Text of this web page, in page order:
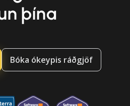
þína
Bóka ókeypis ráðgjöf